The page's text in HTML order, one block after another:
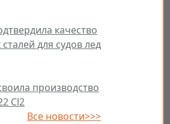
качество
для судов лед
производство
Cl2
Все новости>>>